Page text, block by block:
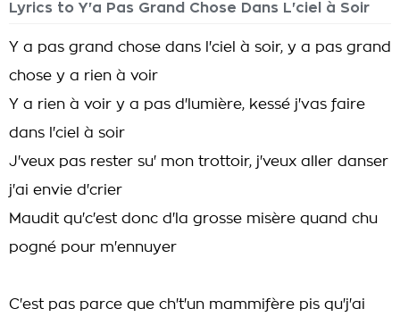
Lyrics to Y'a Pas Grand Chose Dans L'ciel à Soir
Y a pas grand chose dans l'ciel à soir, y a pas grand
chose y a rien à voir
Y a rien à voir y a pas d'lumière, kessé j'vas faire
dans l'ciel à soir
J'veux pas rester su' mon trottoir, j'veux aller danser
j'ai envie d'crier
Maudit qu'c'est donc d'la grosse misère quand chu
pogné pour m'ennuyer
C'est pas parce que ch't'un mammifère pis qu'j'ai